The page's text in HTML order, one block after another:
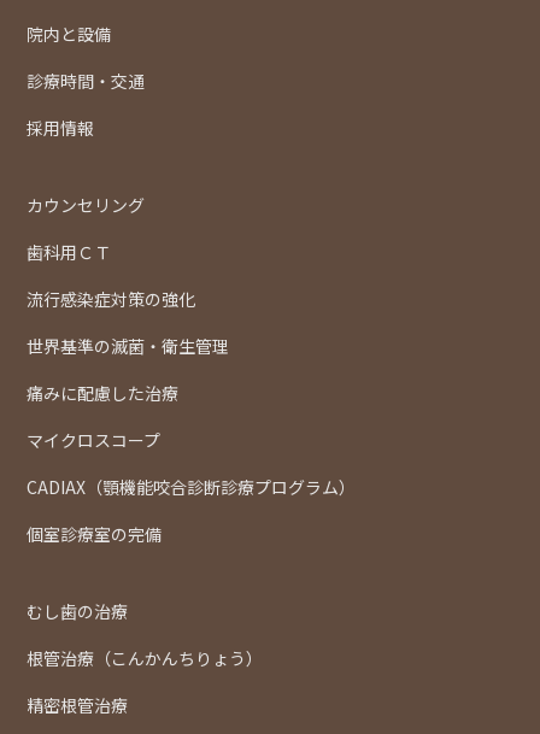
院内と設備
診療時間・交通
採用情報
カウンセリング
歯科用ＣＴ
流行感染症対策の強化
世界基準の滅菌・衛生管理
痛みに配慮した治療
マイクロスコープ
CADIAX（顎機能咬合診断診療プログラム）
個室診療室の完備
むし歯の治療
根管治療（こんかんちりょう）
精密根管治療